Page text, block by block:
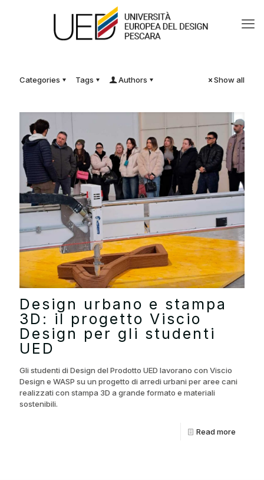
Categories Tags Authors Show all
Design urbano e stampa
3D: il progetto Viscio
Design per gli studenti
UED
Gli studenti di Design del Prodotto UED lavorano con Viscio
Design e WASP su un progetto di arredi urbani per aree cani
realizzati con stampa 3D a grande formato e materiali
sostenibili.
Read more